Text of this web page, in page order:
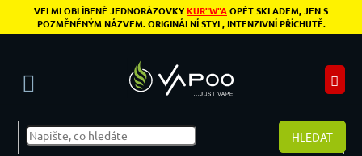
Přejít na obsah
VELMI OBLÍBENÉ JEDNORÁZOVKYKUR"W"AOPĚT SKLADEM, JEN S
POZMĚNĚNÝM NÁZVEM. ORIGINÁLNÍ STYL, INTENZIVNÍ PŘÍCHUTĚ.
HLEDAT